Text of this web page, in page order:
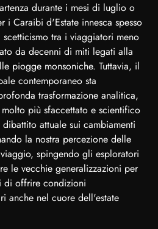
durante i mesi di luglio o
Caraibi d'Estate innesca spesso
tra i viaggiatori meno
da decenni di miti legati alla
piogge monsoniche. Tuttavia, il
contemporaneo sta
trasformazione analitica,
più sfaccettato e scientifico
attuale sui cambiamenti
la nostra percezione delle
spingendo gli esploratori
le vecchie generalizzazioni per
di offrire condizioni
anche nel cuore dell'estate